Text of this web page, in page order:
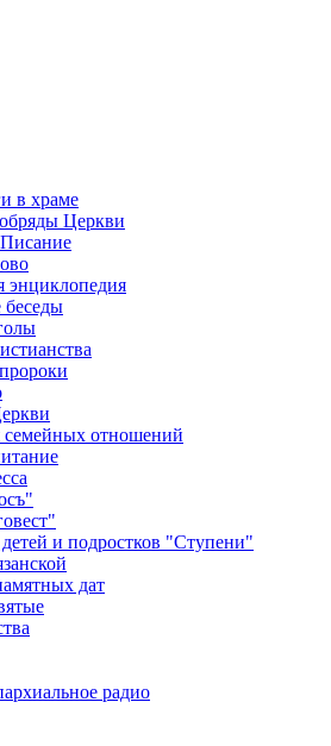
в храме
Церкви
энциклопедия
беседы
семейных отношений
и подростков "Ступени"
дат
радио